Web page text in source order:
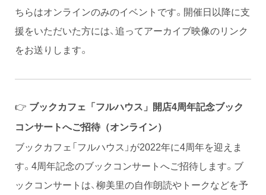
ちらはオンラインのみのイベントです。開催日以降に支
援をいただいた方には、追ってアーカイブ映像のリンク
をお送りします。
👉 ブックカフェ「フルハウス」開店4周年記念ブック
コンサートへご招待（オンライン）
ブックカフェ「フルハウス」が2022年に4周年を迎えま
す。4周年記念のブックコンサートへご招待します。ブ
ックコンサートは、柳美里の自作朗読やトークなどを予